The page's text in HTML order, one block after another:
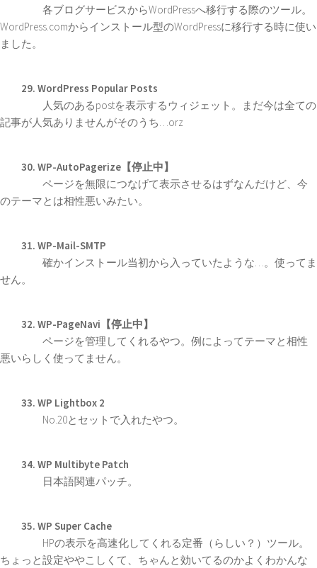
各ブログサービスからWordPressへ移行する際のツール。
WordPress.comからインストール型のWordPressに移行する時に使い
ました。
29. WordPress Popular Posts
人気のあるpostを表示するウィジェット。まだ今は全ての
記事が人気ありませんがそのうち…orz
30. WP-AutoPagerize【停止中】
ページを無限につなげて表示させるはずなんだけど、今
のテーマとは相性悪いみたい。
31. WP-Mail-SMTP
確かインストール当初から入っていたような…。使ってま
せん。
32. WP-PageNavi【停止中】
ページを管理してくれるやつ。例によってテーマと相性
悪いらしく使ってません。
33. WP Lightbox 2
No.20とセットで入れたやつ。
34. WP Multibyte Patch
日本語関連パッチ。
35. WP Super Cache
HPの表示を高速化してくれる定番（らしい？）ツール。
ちょっと設定ややこしくて、ちゃんと効いてるのかよくわかんな